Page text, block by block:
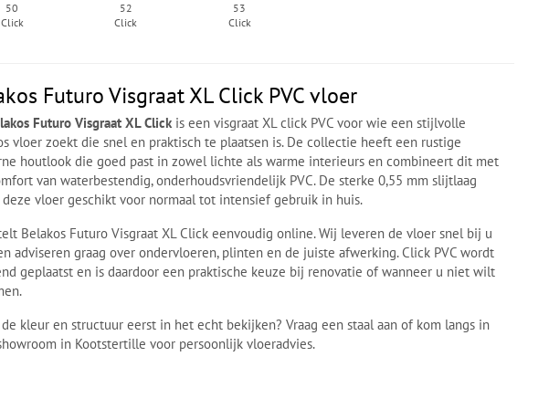
50
Click
52
Click
53
Click
Futuro Visgraat XL Click PVC vloer
Futuro Visgraat XL Click is een visgraat XL click PVC voor wie een stijlvolle
vloer zoekt die snel en praktisch te plaatsen is. De collectie heeft een rustige
houtlook die goed past in zowel lichte als warme interieurs en combineert dit met
van waterbestendig, onderhoudsvriendelijk PVC. De sterke 0,55 mm slijtlaag
deze vloer geschikt voor normaal tot intensief gebruik in huis.
Belakos Futuro Visgraat XL Click eenvoudig online. Wij leveren de vloer snel bij u
adviseren graag over ondervloeren, plinten en de juiste afwerking. Click PVC wordt
geplaatst en is daardoor een praktische keuze bij renovatie of wanneer u niet wilt
kleur en structuur eerst in het echt bekijken? Vraag een staal aan of kom langs in
in Kootstertille voor persoonlijk vloeradvies.